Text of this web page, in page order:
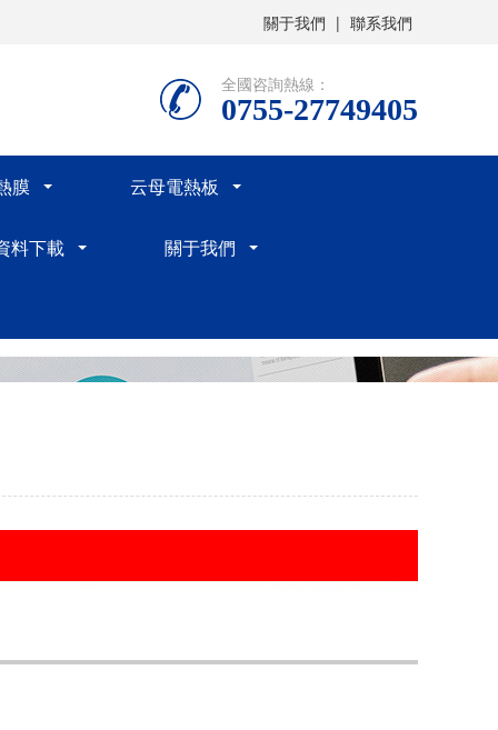
關于我們 | 聯系我們
全國咨詢熱線：
0755-27749405
膜 云母電熱板
料下載 關于我們